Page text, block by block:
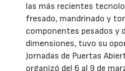
las más recientes
fresado, mandrinado y
componentes pesados y
dimensiones, tuvo su
Jornadas de Puertas
organizó del 6 al 9 de